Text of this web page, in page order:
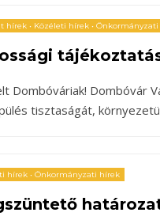
hírek • Közéleti hírek •
Dombóváriak! Dombóvár
tisztaságát,
hírek • Önkormányzati hírek